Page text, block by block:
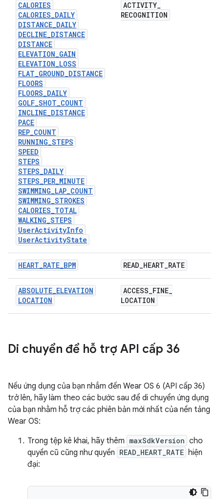
CALORIES
CALORIES_DAILY
DISTANCE_DAILY
DECLINE_DISTANCE
DISTANCE
ELEVATION_GAIN
ELEVATION_LOSS
FLAT_GROUND_DISTANCE
FLOORS
FLOORS_DAILY
GOLF_SHOT_COUNT
INCLINE_DISTANCE
PACE
REP_COUNT
RUNNING_STEPS
SPEED
STEPS
STEPS_DAILY
STEPS_PER_MINUTE
SWIMMING_LAP_COUNT
SWIMMING_STROKES
CALORIES_TOTAL
WALKING_STEPS
UserActivityInfo
UserActivityState
ACTIVITY_
RECOGNITION
HEART_RATE_BPM READ_HEART_RATE
ABSOLUTE_ELEVATION
LOCATION
ACCESS_FINE_
LOCATION
Di chuyển để hỗ trợ API cấp 36
Nếu ứng dụng của bạn nhắm đến Wear OS 6 (API cấp 36)
trở lên, hãy làm theo các bước sau để di chuyển ứng dụng
của bạn nhằm hỗ trợ các phiên bản mới nhất của nền tảng
Wear OS:
Trong tệp kê khai, hãy thêm maxSdkVersion cho
quyền cũ cũng như quyền READ_HEART_RATE hiện
đại: